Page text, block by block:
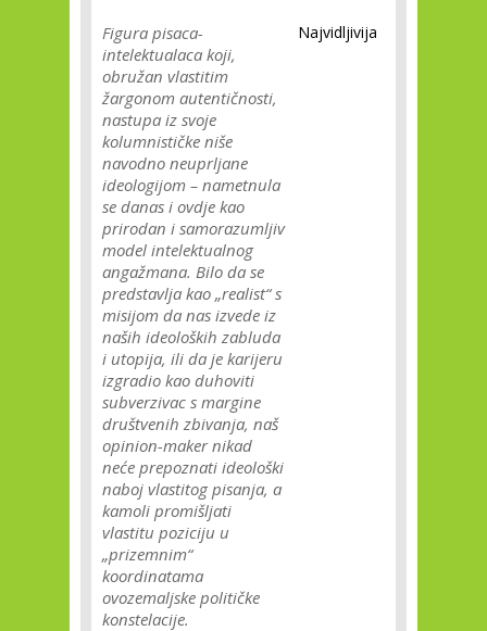
Figura pisaca-
intelektualaca koji,
obružan vlastitim
žargonom autentičnosti,
nastupa iz svoje
kolumnističke niše
navodno neuprljane
ideologijom – nametnula
se danas i ovdje kao
prirodan i samorazumljiv
model intelektualnog
angažmana. Bilo da se
predstavlja kao „realist“ s
misijom da nas izvede iz
naših ideoloških zabluda
i utopija, ili da je karijeru
izgradio kao duhoviti
subverzivac s margine
društvenih zbivanja, naš
opinion-maker nikad
neće prepoznati ideološki
naboj vlastitog pisanja, a
kamoli promišljati
vlastitu poziciju u
„prizemnim“
koordinatama
ovozemaljske političke
konstelacije.
Najvidljivija